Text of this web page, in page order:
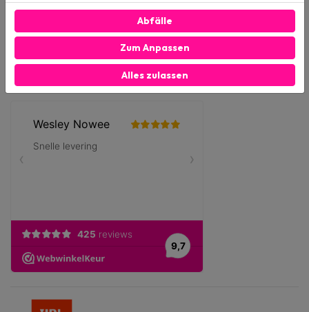
06 83 56 72 60
Verfügbar von Montag bis Freitag von 8:00 bis 17:00 Uhr
info@haxhatrading.nl
Verfügbar von Montag bis Freitag von 8:00 bis 17:00 Uhr und am
Samstag von 12:00 bis 17:00 Uhr
Abfälle
Zum Anpassen
Alles zulassen